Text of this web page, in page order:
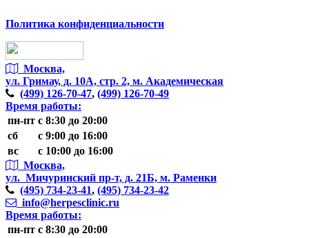
Политика конфиденциальности
Москва,
ул. Гримау, д. 10А, стр. 2, м. Академическая
(499) 126-70-47, (499) 126-70-49
Время работы:
пн-пт с 8:30 до 20:00
сб
с 9:00 до 16:00
вс
с 10:00 до 16:00
Москва,
ул. Мичуринский пр-т, д. 21Б, м. Раменки
(495) 734-23-41, (495) 734-23-42
info@herpesclinic.ru
Время работы:
пн-пт с 8:30 до 20:00